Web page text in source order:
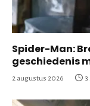
Spider-Man:
geschiedenis
2 augustus 2026 3